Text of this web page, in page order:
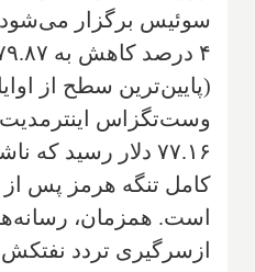
سوئیس برگزار
(پایین‌ترین سطح از
۷۷.۱۶ دلار رسید
کامل تنگه هرمز پس از
است. همزمان،
ازسرگیری تردد